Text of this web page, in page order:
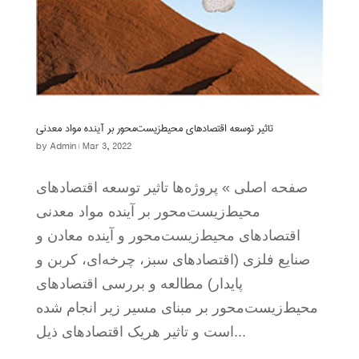
تاثیر توسعه اقتصادهای محیط‌زیست‌محور بر آینده مواد معدنی
by Admin|Mar 3, 2022
صفحه اصلی » پروژه‌ها تاثیر توسعه اقتصادهای
محیط‌زیست‌محور بر آینده مواد معدنی
اقتصادهای محیط‌زیست‌محور و آینده معادن و
صنایع فلزی (اقتصادهای سبز، چرخه‌ای، کربن و
پایدار) مطالعه و بررسی اقتصادهای
محیط‌زیست‌محور بر مبنای مسیر زیر انجام شده
است و تاثیر هریک اقتصادهای ذیل...